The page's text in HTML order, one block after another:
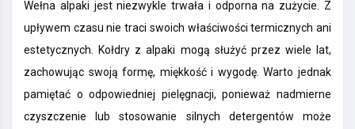
Wełna alpaki jest niezwykle trwała i odporna na zużycie. Z
upływem czasu nie traci swoich właściwości termicznych ani
estetycznych. Kołdry z alpaki mogą służyć przez wiele lat,
zachowując swoją formę, miękkość i wygodę. Warto jednak
pamiętać o odpowiedniej pielęgnacji, ponieważ nadmierne
czyszczenie lub stosowanie silnych detergentów może